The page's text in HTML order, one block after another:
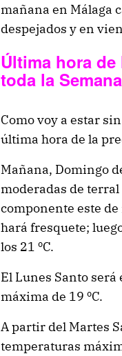
mañana en Málaga
despejados y en
Última hora
toda la
Como voy a estar
última hora de la
Mañana, Domingo
moderadas de
componente este
hará fresquete;
los 21 ºC.
El Lunes Santo será
máxima de 19 ºC.
A partir del Martes
temperaturas